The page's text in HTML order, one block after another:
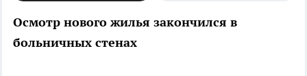
Осмотр нового жилья закончился в
больничных стенах